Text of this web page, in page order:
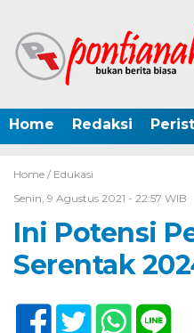
Home Redaksi
Home / Edukasi
Senin, 9 Agustus 2021 - 22:57 WIB
Ini Potensi
Serentak